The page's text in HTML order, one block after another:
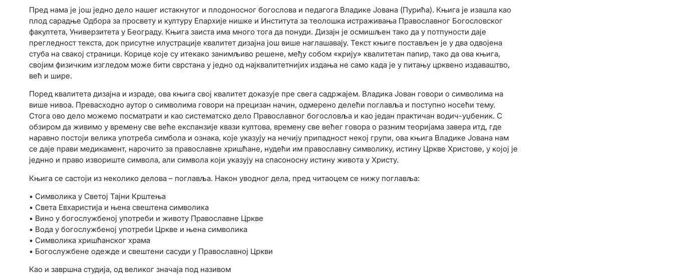
Пред нама је још једно дело нашег истакнутог и плодоносног богослова и педагога Владике Јована (Пурића). Књига је изашла као
плод сарадње Одбора за просвету и културу Епархије нишке и Института за теолошка истраживања Православног Богословског
факултета, Универзитета у Београду. Књига заиста има много тога да понуди. Дизајн је осмишљен тако да у потпуности даје
прегледност текста, док присутне илустрације квалитет дизајна још више наглашавају. Текст књиге постављен је у два одвојена
стуба на свакој страници. Корице које су итекако занимљиво решене, међу собом «крију» квалитетан папир, тако да ова књига,
својим физичким изгледом може бити сврстана у једно од најквалитетнијих издања не само када је у питању црквено издаваштво,
већ и шире.
Поред квалитета дизајна и израде, ова књига свој квалитет доказује пре свега садржајем. Владика Јован говори о символима на
више нивоа. Превасходно аутор о символима говори на прецизан начин, одмерено делећи поглавља и поступно носећи тему.
Стога ово дело можемо посматрати и као систематско дело Православног богословља и као један практичан водич-уџбеник. С
обзиром да живимо у времену све веће експанзије квази култова, времену све већег говора о разним теоријама завера итд, где
наравно постоји велика употреба симбола и ознака, које указују на нечију припадност некој групи, ова књига Владике Јована нам
се даје прави медикамент, нарочито за православне хришћане, нудећи им православну символику, истину Цркве Христове, у којој је
једнно и право извориште символа, али символа који указују на спасоносну истину живота у Христу.
Књига се састоји из неколико делова – поглавља. Након уводног дела, пред читаоцем се нижу поглавља:
• Символика у Светој Тајни Крштења
• Света Евхаристија и њена свештена символика
• Вино у богослужбеној употреби и животу Православне Цркве
• Вода у богослужбеној употреби Цркве и њена символика
• Символика хришћанског храма
• Богослужбене одежде и свештени сасуди у Православној Цркви
Као и завршна студија, од великог значаја под називом